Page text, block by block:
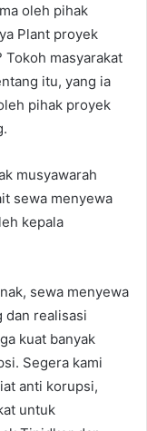
oleh pihak
Plant proyek
masyarakat
itu, yang ia
pihak proyek
musyawarah
sewa menyewa
kepala
sewa menyewa
dan realisasi
kuat banyak
Segera kami
anti korupsi,
untuk